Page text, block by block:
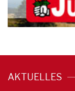
AKTUELLES